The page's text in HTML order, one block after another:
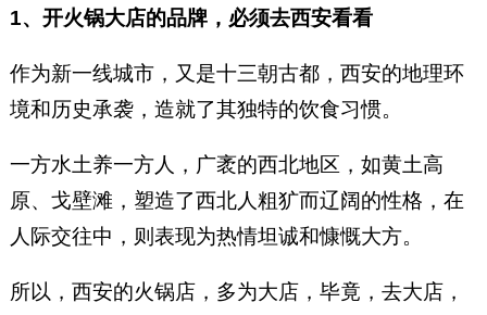
1、开火锅大店的品牌，必须去西安看看
作为新一线城市，又是十三朝古都，西安的地理环
境和历史承袭，造就了其独特的饮食习惯。
一方水土养一方人，广袤的西北地区，如黄土高
原、戈壁滩，塑造了西北人粗犷而辽阔的性格，在
人际交往中，则表现为热情坦诚和慷慨大方。
所以，西安的火锅店，多为大店，毕竟，去大店，